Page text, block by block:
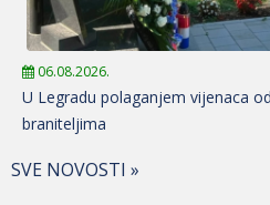
06.08.2026.
U Legradu polaganjem vijenaca
braniteljima
SVE NOVOSTI »